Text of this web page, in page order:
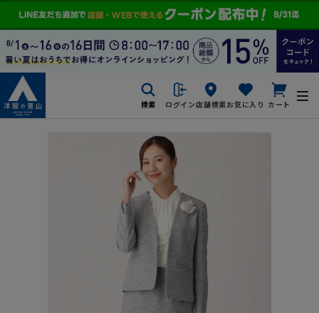
検索 ログイン店舗検索お気に入り カート